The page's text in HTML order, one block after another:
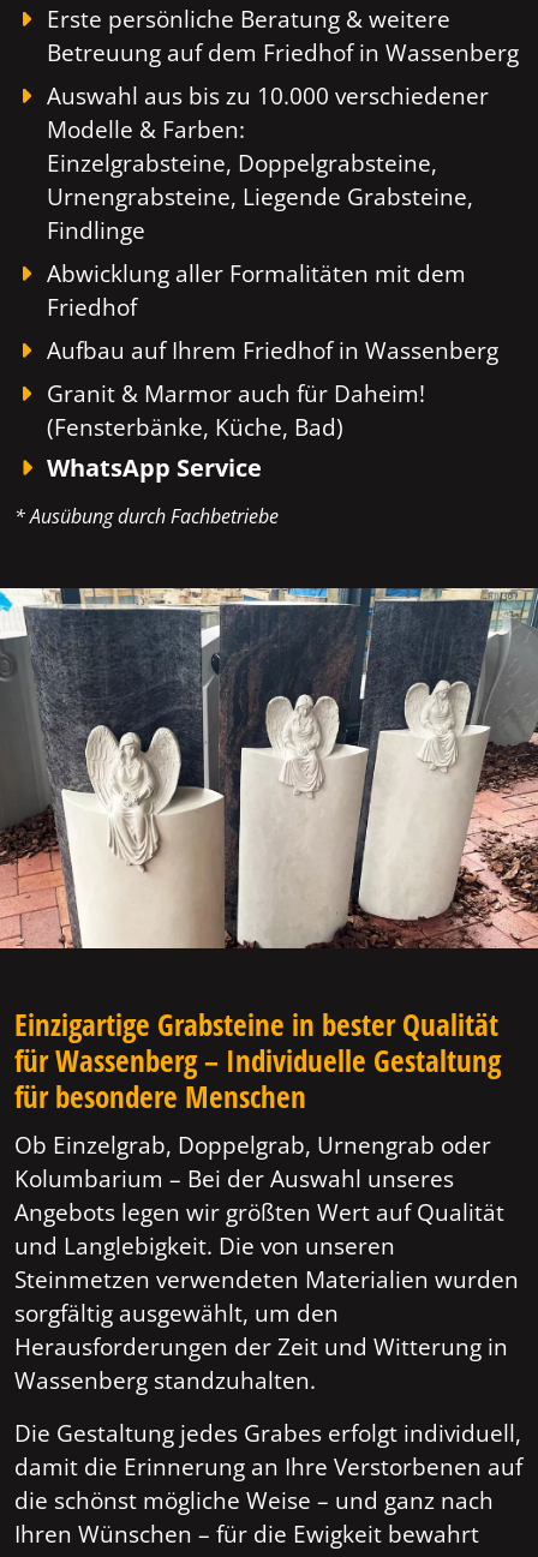
Erste persönliche Beratung & weitere
Betreuung auf dem Friedhof in Wassenberg
Auswahl aus bis zu 10.000 verschiedener
Modelle & Farben:
Einzelgrabsteine, Doppelgrabsteine,
Urnengrabsteine, Liegende Grabsteine,
Findlinge
Abwicklung aller Formalitäten mit dem
Friedhof
Aufbau auf Ihrem Friedhof in Wassenberg
Granit & Marmor auch für Daheim!
(Fensterbänke, Küche, Bad)
WhatsApp Service
* Ausübung durch Fachbetriebe
Einzigartige Grabsteine in bester Qualität
für Wassenberg – Individuelle Gestaltung
für besondere Menschen
Ob Einzelgrab, Doppelgrab, Urnengrab oder
Kolumbarium – Bei der Auswahl unseres
Angebots legen wir größten Wert auf Qualität
und Langlebigkeit. Die von unseren
Steinmetzen verwendeten Materialien wurden
sorgfältig ausgewählt, um den
Herausforderungen der Zeit und Witterung in
Wassenberg standzuhalten.
Die Gestaltung jedes Grabes erfolgt individuell,
damit die Erinnerung an Ihre Verstorbenen auf
die schönst mögliche Weise – und ganz nach
Ihren Wünschen – für die Ewigkeit bewahrt